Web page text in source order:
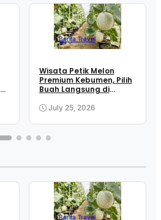
Berita Travel
Wisata Petik Melon
Premium Kebumen, Pilih
Buah Langsung di
July 25, 2026
Berita Travel